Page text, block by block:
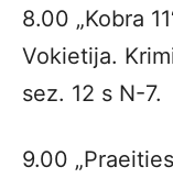
8.00 „Kobra
Vokietija.
sez. 12 s N-7.
9.00